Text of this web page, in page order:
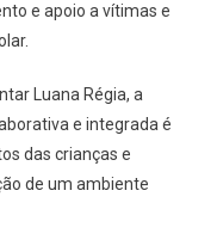
e apoio a vítimas e
Luana Régia, a
e integrada é
das crianças e
de um ambiente